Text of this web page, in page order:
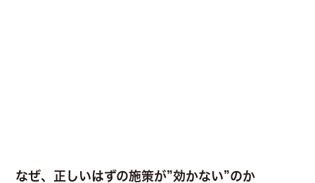
なぜ、正しいはずの施策が”効かない”のか